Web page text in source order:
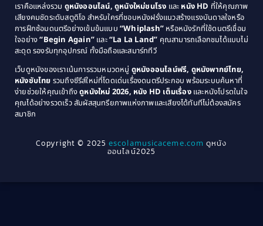
Coming of Age ก้าวพ้นวัย(1)
Coming-of-Age(3)
Community(1)
Crime อาชญากรรม(289)
Cult Film(4)
1979
1978
1976
1975
1974
1971
1970
1969
1968
1964
1963
1940
เราคือแหล่งรวม ดูหนังออนไลน์, ดูหนังใหม่ชนโรง และ หนัง HD ที่ให้คุณภาพ
เสียงคมชัดระดับสตูดิโอ สำหรับใครที่ชอบหนังฝรั่งแนวสร้างแรงบันดาลใจหรือ
การฝึกซ้อมดนตรีอย่างเข้มข้นแบบ “Whiplash” หรือหนังรักที่ใช้ดนตรีเชื่อม
ใจอย่าง“Begin Again” และ“La La Land” คุณสามารถเลือกชมได้แบบไม่
สะดุด รองรับทุกอุปกรณ์ ทั้งมือถือและสมาร์ททีวี
เว็บดูหนังของเราเน้นการรวมหมวดหมู่ ดูหนังออนไลน์ฟรี, ดูหนังพากย์ไทย,
หนังซับไทย รวมถึงซีรีส์ใหม่ที่โดดเด่นเรื่องดนตรีประกอบ พร้อมระบบค้นหาที่
ง่ายช่วยให้คุณเข้าถึงดูหนังใหม่ 2026, หนัง HD เต็มเรื่องและหนังโปรดในใจ
คุณได้อย่างรวดเร็ว สัมผัสสุนทรียภาพแห่งภาพและเสียงได้ทันทีไม่ต้องสมัคร
สมาชิก
Copyright © 2025escolamusicaceme.com ดูหนัง
ออนไลน์2025